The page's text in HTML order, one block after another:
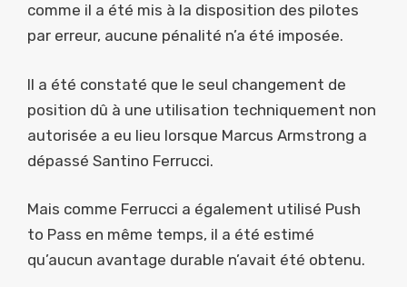
comme il a été mis à la disposition des pilotes
par erreur, aucune pénalité n’a été imposée.
Il a été constaté que le seul changement de
position dû à une utilisation techniquement non
autorisée a eu lieu lorsque Marcus Armstrong a
dépassé Santino Ferrucci.
Mais comme Ferrucci a également utilisé Push
to Pass en même temps, il a été estimé
qu’aucun avantage durable n’avait été obtenu.